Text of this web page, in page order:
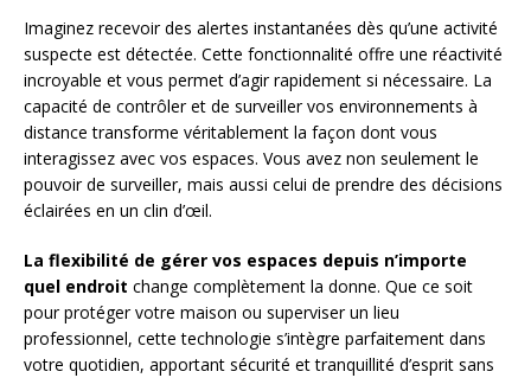
Imaginez recevoir des alertes instantanées dès qu’une activité
suspecte est détectée. Cette fonctionnalité offre une réactivité
incroyable et vous permet d’agir rapidement si nécessaire. La
capacité de contrôler et de surveiller vos environnements à
distance transforme véritablement la façon dont vous
interagissez avec vos espaces. Vous avez non seulement le
pouvoir de surveiller, mais aussi celui de prendre des décisions
éclairées en un clin d’œil.
La flexibilité de gérer vos espaces depuis n’importe
quel endroit change complètement la donne. Que ce soit
pour protéger votre maison ou superviser un lieu
professionnel, cette technologie s’intègre parfaitement dans
votre quotidien, apportant sécurité et tranquillité d’esprit sans